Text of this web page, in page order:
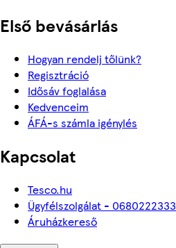
Első bevásárlás
Hogyan rendelj tőlünk?
Regisztráció
Idősáv foglalása
Kedvenceim
ÁFÁ-s számla igénylés
Kapcsolat
Tesco.hu
Ügyfélszolgálat - 0680222333
Áruházkereső